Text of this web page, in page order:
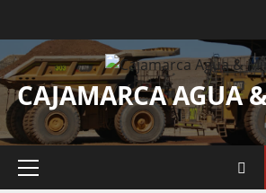
CAJAMARCA AGUA